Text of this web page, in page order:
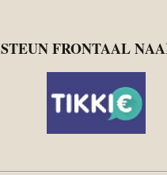
STEUN FRONTAAL